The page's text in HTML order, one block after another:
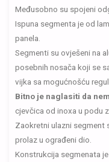
Međusobno su spojeni
Ispuna segmenta je od
panela.
Segmenti su ovješeni na
posebnih nosača koji se
vijka sa mogućnošću
Bitno je naglasiti da
cjevčica od inoxa u podu
Zaokretni ulazni segment
prolaz u ograđeni dio.
Konstrukcija segmenata